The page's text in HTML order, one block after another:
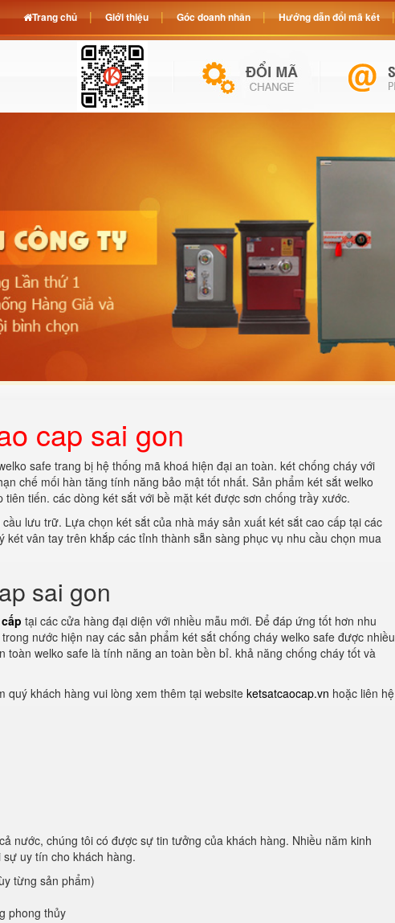
cap sai gon
safe trang bị hệ thống mã khoá hiện đại an toàn. két chống cháy với
chế mối hàn tăng tính năng bảo mật tốt nhất. Sản phẩm két sắt welko
tiến. các dòng két sắt với bề mặt két được sơn chống trầy xước.
lưu trữ. Lựa chọn két sắt của nhà máy sản xuất két sắt cao cấp tại các
vân tay trên khắp các tỉnh thành sẵn sàng phục vụ nhu cầu chọn mua
sai gon
tại các cửa hàng đại diện với nhiều mẫu mới. Để đáp ứng tốt hơn nhu
nước hiện nay các sản phẩm két sắt chống cháy welko safe được nhiều
welko safe là tính năng an toàn bền bỉ. khả năng chống cháy tốt và
khách hàng vui lòng xem thêm tại website ketsatcaocap.vn hoặc liên hệ
nước, chúng tôi có được sự tin tưởng của khách hàng. Nhiều năm kinh
sự uy tín cho khách hàng.
từng sản phẩm)
phong thủy
Trang chủ Giới thiệu Góc doanh nhân Hướng dẫn đổi mã két